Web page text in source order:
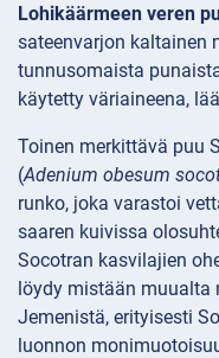
Lohikäärmeen veren
sateenvarjon kaltainen
tunnusomaista
käytetty väriaineena,
Toinen merkittävä puu
(Adenium obesum
runko, joka varastoi
saaren kuivissa
Socotran kasvilajien
löydy mistään muualta
Jemenistä, erityisesti
luonnon